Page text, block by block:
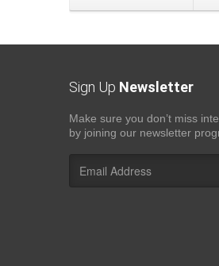
Sign Up Newsletter
Make sure you don’t miss
by joining our newsletter